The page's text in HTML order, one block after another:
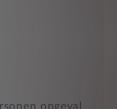
ongeval